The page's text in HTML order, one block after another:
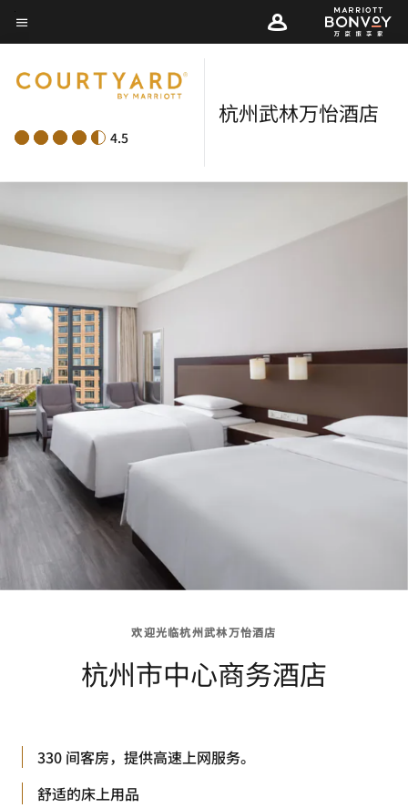
Skip
to
content
菜单文本
4.5
杭州武林万怡酒店
欢迎光临杭州武林万怡酒店
杭州市中心商务酒店
330 间客房，提供高速上网服务。
舒适的床上用品